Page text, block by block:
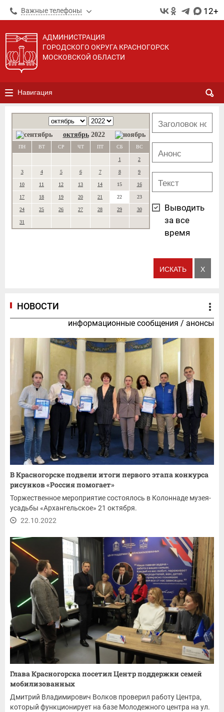
Важные телефоны 12+
АДМИНИСТРАЦИЯ
ГОРОДСКОГО ОКРУГА КРАСНОГОРСК
МОСКОВСКОЙ ОБЛАСТИ
Навигация
октябрь 2022
ПН ВТ СР ЧТ ПТ СБ ВС
1 2
3 4 5 6 7 8 9
10 11 12 13 14 15 16
17 18 19 20 21 22 23
24 25 26 27 28 29 30
31
Выводить
за все
время
НОВОСТИ
информационные сообщения / анонсы
В Красногорске подвели итоги первого этапа конкурса
рисунков «Россия помогает»
Торжественное мероприятие состоялось в Колоннаде музея-
усадьбы «Архангельское» 21 октября.
22.10.2022
Глава Красногорска посетил Центр поддержки семей
мобилизованных
Дмитрий Владимирович Волков проверил работу Центра,
который функционирует на базе Молодежного центра на ул.